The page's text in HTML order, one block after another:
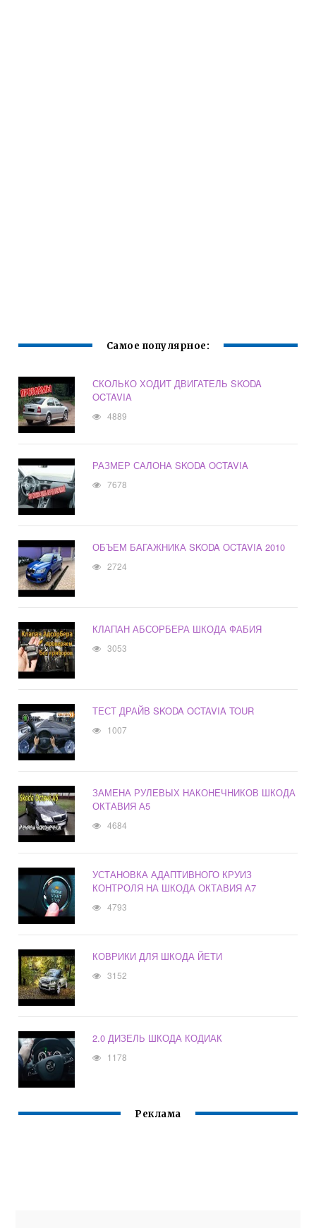
Самое популярное:
СКОЛЬКО ХОДИТ ДВИГАТЕЛЬ SKODA
OCTAVIA
4889
РАЗМЕР САЛОНА SKODA OCTAVIA
7678
ОБЪЕМ БАГАЖНИКА SKODA OCTAVIA 2010
2724
КЛАПАН АБСОРБЕРА ШКОДА ФАБИЯ
3053
ТЕСТ ДРАЙВ SKODA OCTAVIA TOUR
1007
ЗАМЕНА РУЛЕВЫХ НАКОНЕЧНИКОВ ШКОДА
ОКТАВИЯ А5
4684
УСТАНОВКА АДАПТИВНОГО КРУИЗ
КОНТРОЛЯ НА ШКОДА ОКТАВИЯ А7
4793
КОВРИКИ ДЛЯ ШКОДА ЙЕТИ
3152
2.0 ДИЗЕЛЬ ШКОДА КОДИАК
1178
Реклама